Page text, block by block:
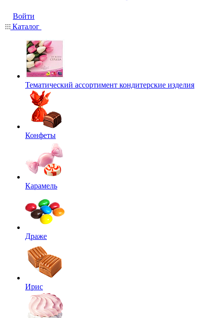
Войти
Каталог
Тематический ассортимент кондитерские изделия
Конфеты
Карамель
Драже
Ирис